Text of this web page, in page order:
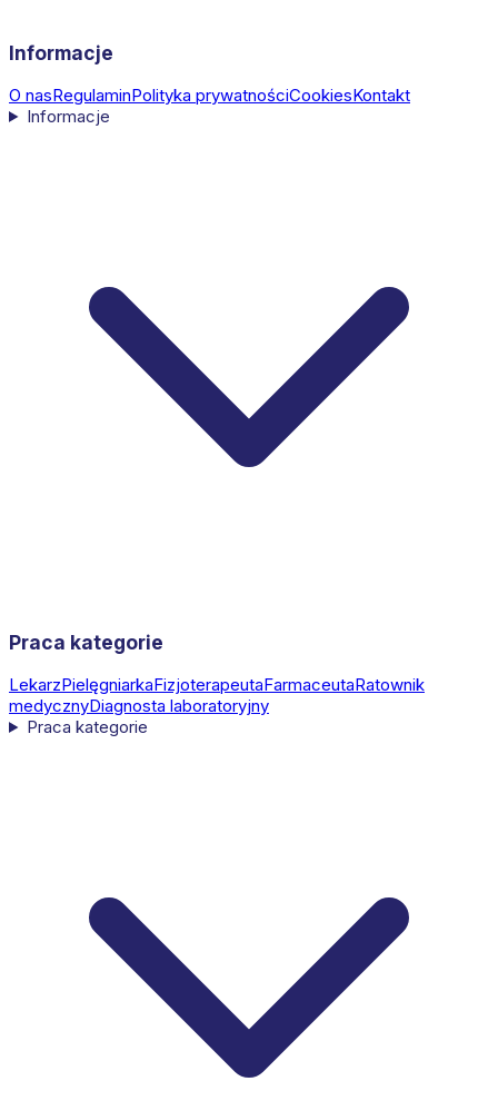
Informacje
O nasRegulaminPolityka prywatnościCookiesKontakt
Informacje
Praca kategorie
LekarzPielęgniarkaFizjoterapeutaFarmaceutaRatownik
medycznyDiagnosta laboratoryjny
Praca kategorie